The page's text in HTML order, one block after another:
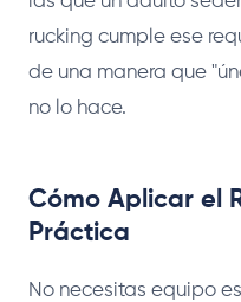
rucking cumple ese
de una manera que
no lo hace.
Cómo Aplicar el
Práctica
No necesitas equipo